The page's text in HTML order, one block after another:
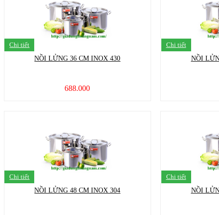
Chi tiết
NỒI LỬNG 36 CM INOX 430
688.000
Chi tiết
NỒI
Chi tiết
NỒI LỬNG 48 CM INOX 304
Chi tiết
NỒI